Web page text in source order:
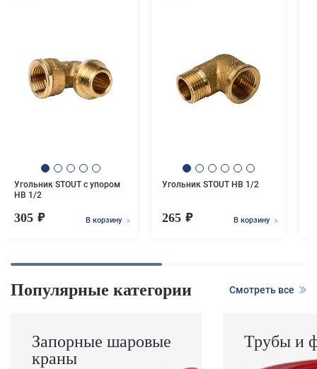
Угольник STOUT с упором
НВ 1/2
305 В корзину
Угольник STOUT НВ 1/2
265 В корзину
Популярные категории Смотреть все
Запорные шаровые
краны
Трубы и